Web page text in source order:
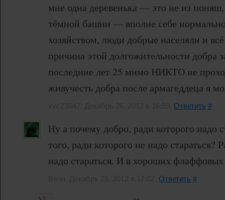
мне одна деревенька — это не из
тёмной башни — вполне себе
хозяйством, люди добрые населяли и
причина этой долгожительности добра
последние лет 25 мимо НИКТО не
живучесть добра после армагеддеца я
Ответить #
Ну а почему добро, ради которого надо
того, ради которого не надо стараться?
надо стараться. И в хороших
Ответить #